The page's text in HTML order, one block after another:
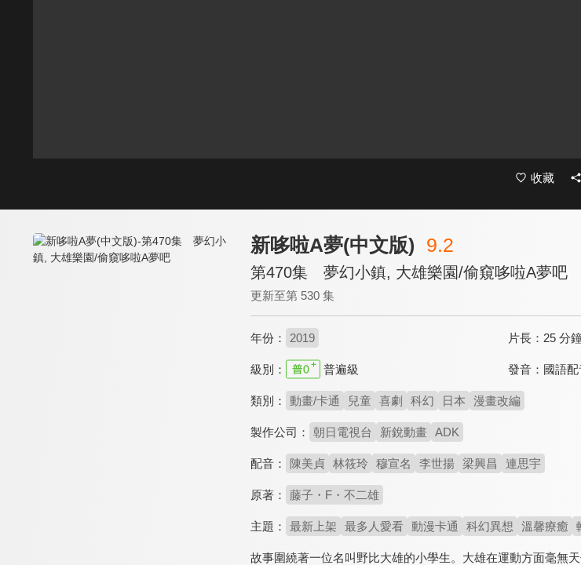
收藏
新哆啦A夢(中文版) 9.2
第470集 夢幻小鎮, 大雄樂園/偷窺哆啦A夢吧
更新至第 530 集
年份： 2019 片長： 25 分
級別： 普遍級 發音： 國語配
類別： 動畫/卡通 兒童 喜劇 科幻 日本 漫畫改編
製作公司： 朝日電視台 新銳動畫 ADK
配音： 陳美貞 林筱玲 穆宣名 李世揚 梁興昌 連思宇
原著： 藤子・F・不二雄
主題： 最新上架 最多人愛看 動漫卡通 科幻異想 溫馨療癒
故事圍繞著一位名叫野比大雄的小學生。大雄在運動方面毫無